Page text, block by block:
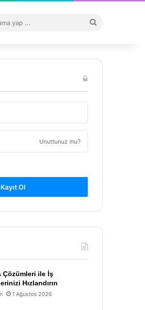
...
Unuttunuz mu?
Kayıt Ol
Çözümleri ile İş
Hızlandırın
1 Ağustos 2026